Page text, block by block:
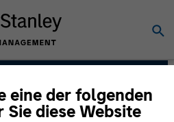
eine der folgenden
Sie diese Website
Team